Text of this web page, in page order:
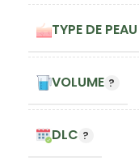
TYPE DE PEAU
VOLUME
DLC